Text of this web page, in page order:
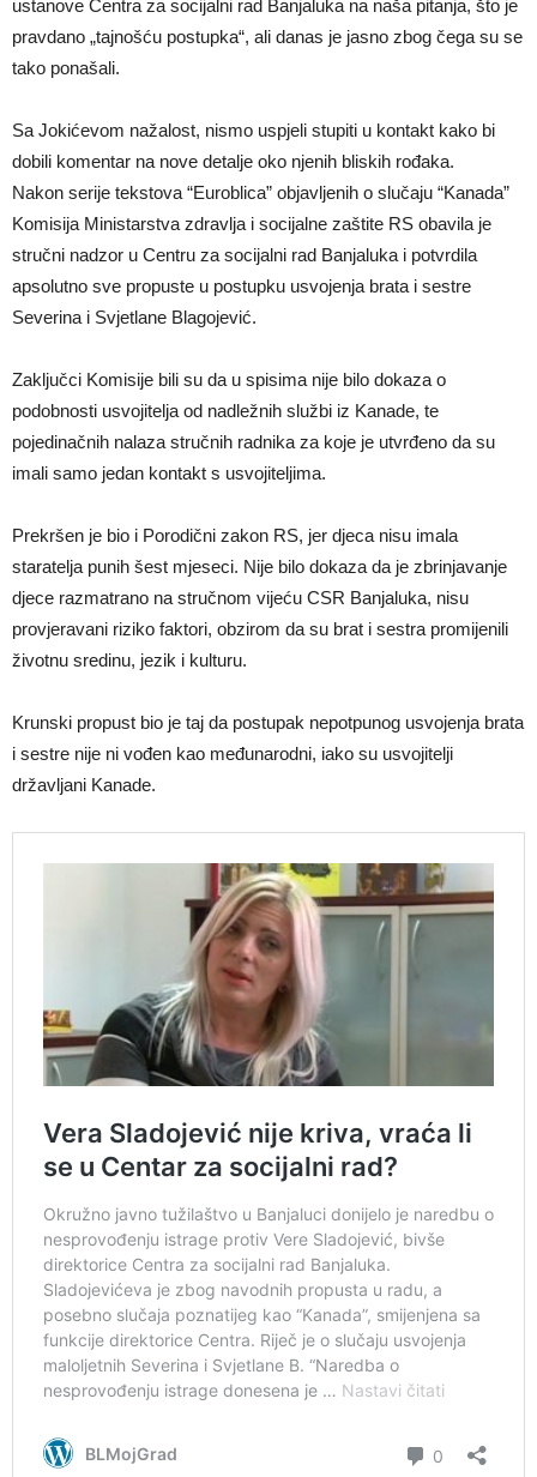
ustanove Centra za socijalni rad Banjaluka na naša pitanja, što je
pravdano „tajnošću postupka“, ali danas je jasno zbog čega su se
tako ponašali.
Sa Jokićevom nažalost, nismo uspjeli stupiti u kontakt kako bi
dobili komentar na nove detalje oko njenih bliskih rođaka.
Nakon serije tekstova “Euroblica” objavljenih o slučaju “Kanada”
Komisija Ministarstva zdravlja i socijalne zaštite RS obavila je
stručni nadzor u Centru za socijalni rad Banjaluka i potvrdila
apsolutno sve propuste u postupku usvojenja brata i sestre
Severina i Svjetlane Blagojević.
Zaključci Komisije bili su da u spisima nije bilo dokaza o
podobnosti usvojitelja od nadležnih službi iz Kanade, te
pojedinačnih nalaza stručnih radnika za koje je utvrđeno da su
imali samo jedan kontakt s usvojiteljima.
Prekršen je bio i Porodični zakon RS, jer djeca nisu imala
staratelja punih šest mjeseci. Nije bilo dokaza da je zbrinjavanje
djece razmatrano na stručnom vijeću CSR Banjaluka, nisu
provjeravani riziko faktori, obzirom da su brat i sestra promijenili
životnu sredinu, jezik i kulturu.
Krunski propust bio je taj da postupak nepotpunog usvojenja brata
i sestre nije ni vođen kao međunarodni, iako su usvojitelji
državljani Kanade.